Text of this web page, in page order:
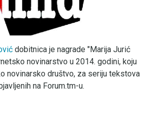
dobitnica je nagrade "Marija Jurić
novinarstvo u 2014. godini, koju
novinarsko društvo, za seriju tekstova
na Forum.tm-u.